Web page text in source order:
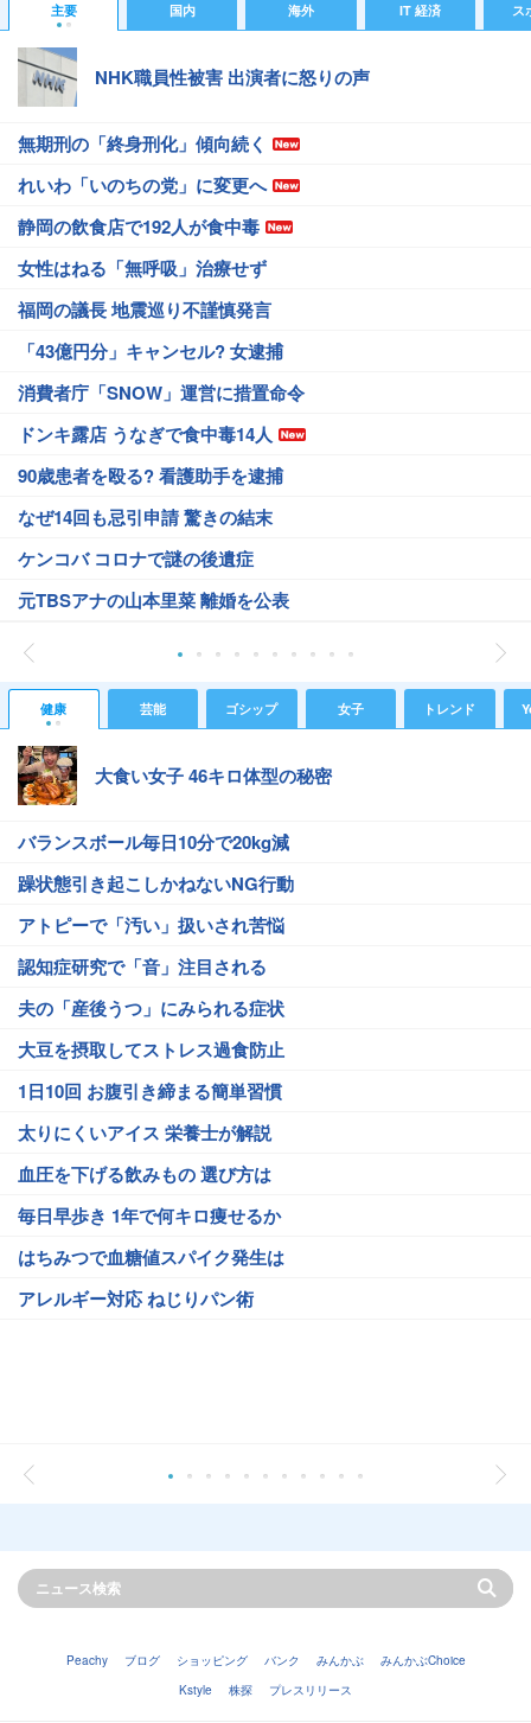
主要 国内 海外 IT 経済 ス
NHK職員性被害 出演者に怒りの声
無期刑の「終身刑化」傾向続く
れいわ「いのちの党」に変更へ
静岡の飲食店で192人が食中毒
女性はねる「無呼吸」治療せず
福岡の議長 地震巡り不謹慎発言
「43億円分」キャンセル? 女逮捕
消費者庁「SNOW」運営に措置命令
ドンキ露店 うなぎで食中毒14人
90歳患者を殴る? 看護助手を逮捕
なぜ14回も忌引申請 驚きの結末
ケンコバ コロナで謎の後遺症
元TBSアナの山本里菜 離婚を公表
健康 芸能 ゴシップ 女子 トレンド
大食い女子 46キロ体型の秘密
バランスボール毎日10分で20kg減
躁状態引き起こしかねないNG行動
アトピーで「汚い」扱いされ苦悩
認知症研究で「音」注目される
夫の「産後うつ」にみられる症状
大豆を摂取してストレス過食防止
1日10回 お腹引き締まる簡単習慣
太りにくいアイス 栄養士が解説
血圧を下げる飲みもの 選び方は
毎日早歩き 1年で何キロ痩せるか
はちみつで血糖値スパイク発生は
アレルギー対応 ねじりパン術
Peachy ブログ ショッピング バンク みんかぶ
みんかぶChoice
Kstyle
株探 プレスリリース